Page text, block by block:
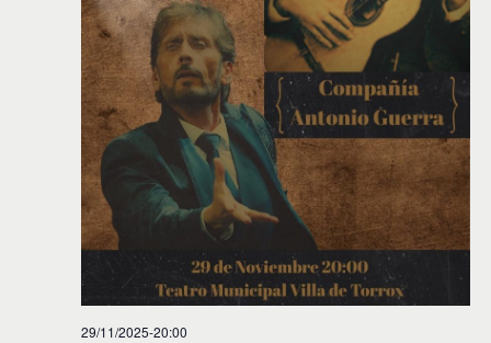
29/11/2025-20:00